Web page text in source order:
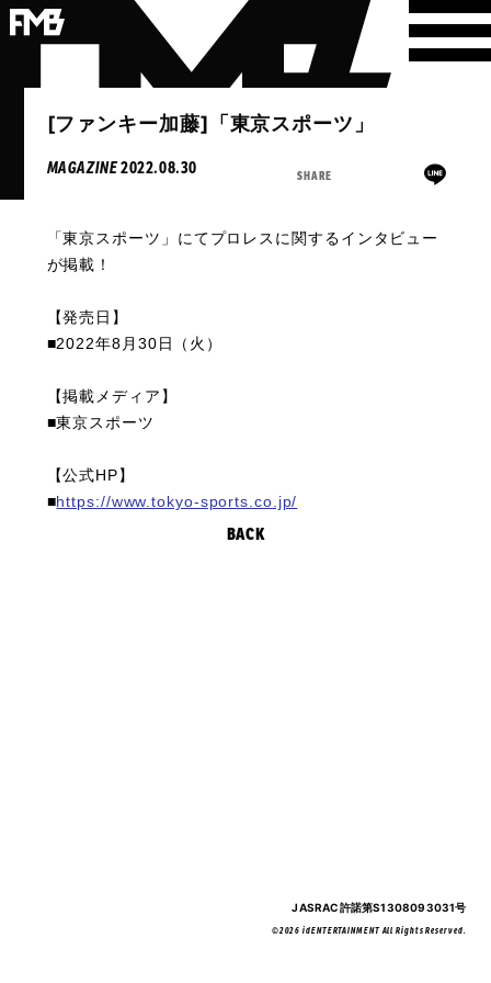
[ファンキー加藤]「東京スポーツ」
MAGAZINE2022.08.30 SHARE
「東京スポーツ」にてプロレスに関するインタビュー
が掲載！
【発売日】
■2022年8月30日（火）
【掲載メディア】
■東京スポーツ
【公式HP】
■https://www.tokyo-sports.co.jp/
BACK
JASRAC許諾第S1308093031号
©2026 idENTERTAINMENT All Rights Reserved.